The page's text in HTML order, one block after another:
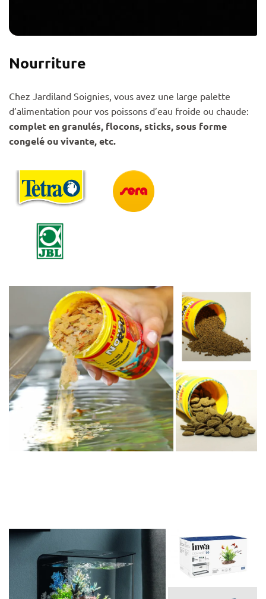
Nourriture
Chez Jardiland Soignies, vous avez une large palette
d’alimentation pour vos poissons d’eau froide ou chaude:
complet en granulés, flocons, sticks, sous forme
congelé ou vivante, etc.